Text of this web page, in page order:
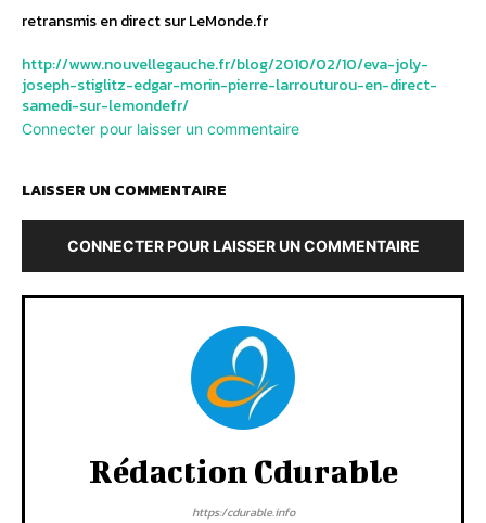
retransmis en direct sur LeMonde.fr
http://www.nouvellegauche.fr/blog/2010/02/10/eva-joly-
joseph-stiglitz-edgar-morin-pierre-larrouturou-en-direct-
samedi-sur-lemondefr/
Connecter pour laisser un commentaire
LAISSER UN COMMENTAIRE
CONNECTER POUR LAISSER UN COMMENTAIRE
Rédaction Cdurable
https:/cdurable.info